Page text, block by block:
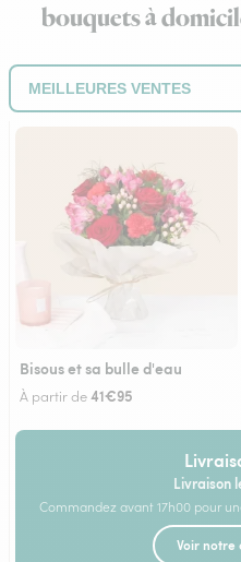
bouquets à
Bisous et sa bulle d'eau
À partir de41€95
Livraison
Commandez avant 17h00 pour
Voir